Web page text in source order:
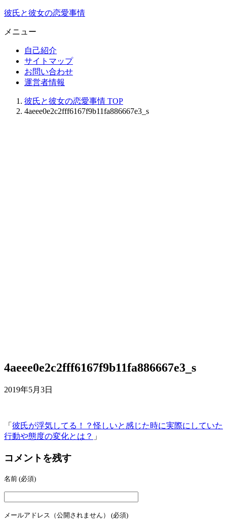
彼氏と彼女の恋愛事情
メニュー
自己紹介
サイトマップ
お問い合わせ
運営者情報
彼氏と彼女の恋愛事情 TOP
4aeee0e2c2fff6167f9b11fa886667e3_s
4aeee0e2c2fff6167f9b11fa886667e3_s
2019年5月3日
「 彼氏が浮気してる！？怪しいと感じた時に実際にしていた
行動や態度の変化とは？ 」
コメントを残す
名前 (必須)
メールアドレス（公開されません） (必須)